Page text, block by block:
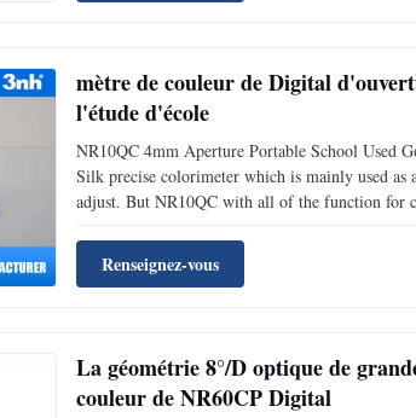
mètre de couleur de Digital
l'étude d'école
NR10QC 4mm Aperture Portable School Used
Silk precise colorimeter which is mainly used
adjust. But NR10QC with all of the function for
Renseignez-vous
La géométrie 8°/D optique de
couleur de NR60CP Digital